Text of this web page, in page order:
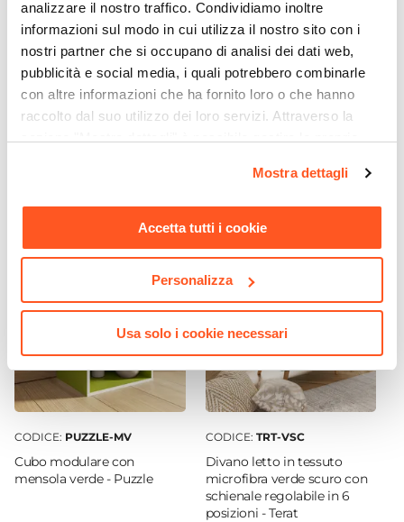
analizzare il nostro traffico. Condividiamo inoltre
informazioni sul modo in cui utilizza il nostro sito con i
nostri partner che si occupano di analisi dei dati web,
pubblicità e social media, i quali potrebbero combinarle
con altre informazioni che ha fornito loro o che hanno
raccolto dal suo utilizzo dei loro servizi. Attraverso la
momento. Per maggiori informazioni si invita a leggere la
Mostra dettagli
Accetta tutti i cookie
Personalizza
Usa solo i cookie necessari
3 cassetti
Finitura
Naturale
Assemblato
No
CODICE:ART34R
Cassettiera 40x52h cm in
CODICE:GTAL12-8R
Libreria 60x120h cm in
CODICE: PUZZLE-MV
Cubo modulare con
mensola verde - Puzzle
CODICE: TRT-VSC
Divano letto in tessuto
microfibra verde scuro con
schienale regolabile in 6
posizioni - Terat